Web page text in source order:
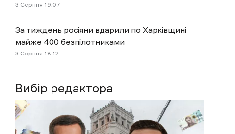
Вибір редактора
3 Cерпня 19:07
За тиждень росіяни вдарили по Харківщині
майже 400 безпілотниками
3 Cерпня 18:12